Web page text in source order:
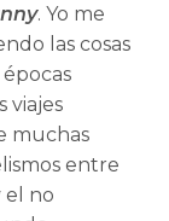
. Yo me
las cosas
viajes
muchas
entre
el no